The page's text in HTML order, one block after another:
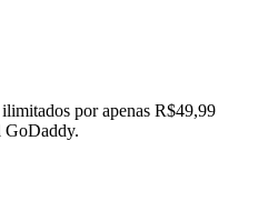
por apenas R$49,99
GoDaddy.